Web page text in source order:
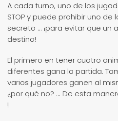
A cada turno, uno de los
STOP y puede prohibir uno
secreto ... ¡para evitar que un
destino!
El primero en tener cuatro
diferentes gana la partida.
varios jugadores ganen al
¿por qué no? ... De esta
!